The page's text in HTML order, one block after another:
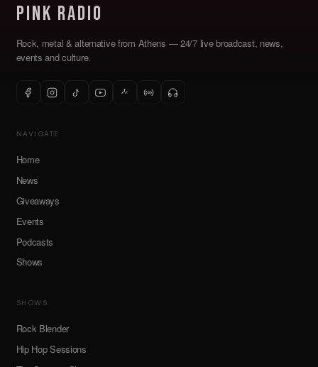
Pink Radio
Rock, metal & alternative from Athens — 24/7 live broadcast, news,
events and culture.
NAVIGATE
Home
News
Giveaways
Events
Podcasts
Shows
SHOWS
Rock Blender
Hip Hop Sessions